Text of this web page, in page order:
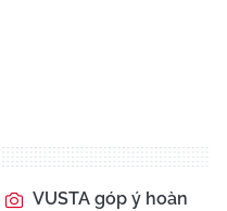
VUSTA góp ý hoàn